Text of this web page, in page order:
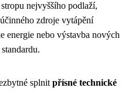
nejvyššího podlaží,
zdroje vytápění
energie nebo výstavba nových
splnit přísné technické